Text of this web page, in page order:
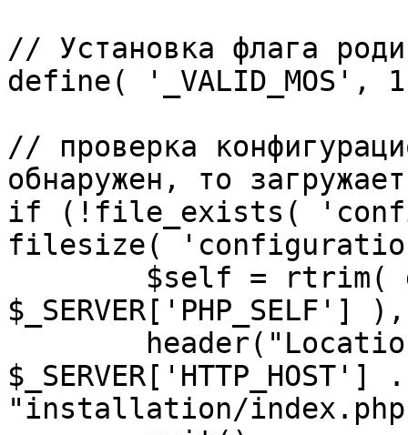
// Установка флага
define( '_VALID_MOS',
// проверка
обнаружен, то
if (!file_exists(
filesize(
"installation/